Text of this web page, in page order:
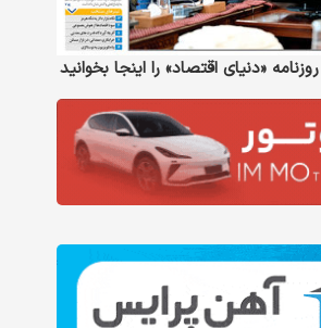
«دنیای‌ اقتصاد» را اینجا بخوانید